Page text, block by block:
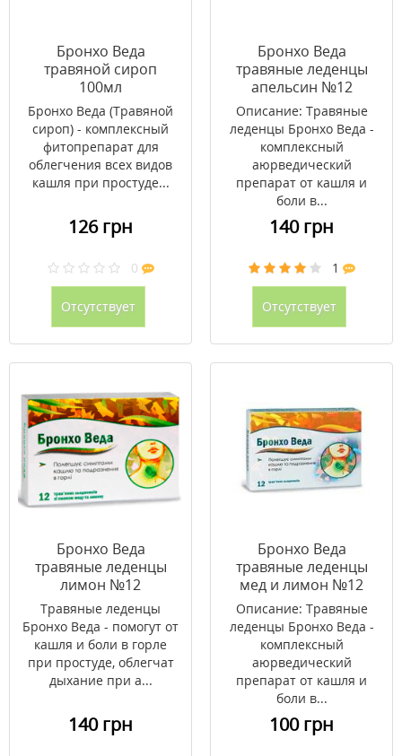
Бронхо Веда
травяной сироп
100мл
Бронхо Веда (Травяной
сироп) - комплексный
фитопрепарат для
облегчения всех видов
кашля при простуде...
126 грн
0
Отсутствует
Бронхо Веда
травяные леденцы
апельсин №12
Описание: Травяные
леденцы Бронхо Веда -
комплексный
аюрведический
препарат от кашля и
боли в...
140 грн
1
Отсутствует
Бронхо Веда
травяные леденцы
лимон №12
Травяные леденцы
Бронхо Веда - помогут от
кашля и боли в горле
при простуде, облегчат
дыхание при а...
140 грн
Бронхо Веда
травяные леденцы
мед и лимон №12
Описание: Травяные
леденцы Бронхо Веда -
комплексный
аюрведический
препарат от кашля и
боли в...
100 грн